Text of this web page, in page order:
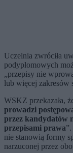
Uczelnia zwróciła
podyplomowych
„przepisy nie
lub więcej
WSKZ przekazała,
prowadzi
przez kandydatów
przepisami prawa
nie stanowią formy
narzuconej przez